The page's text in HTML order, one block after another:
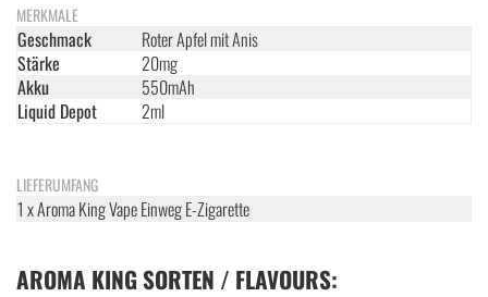
MERKMALE
Geschmack
Roter Apfel mit Anis
Stärke
20mg
Akku
550mAh
Liquid Depot
2ml
LIEFERUMFANG
1 x Aroma King Vape Einweg E-Zigarette
AROMA KING SORTEN / FLAVOURS: